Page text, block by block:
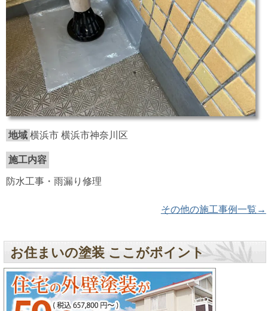
地域 横浜市 横浜市神奈川区
施工内容
防水工事・雨漏り修理
その他の施工事例一覧→
お住まいの塗装 ここがポイント